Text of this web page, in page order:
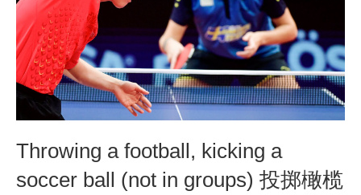
Throwing a football, kicking a
soccer ball (not in groups) 投掷橄榄